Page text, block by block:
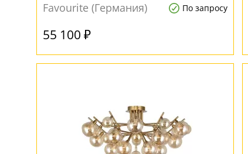
Favourite (Германия)
По запросу
55 100 ₽